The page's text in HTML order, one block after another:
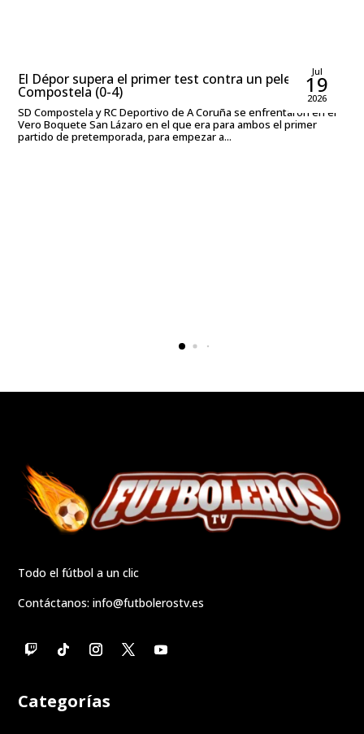
Rubén García Rodríguez Jul
19
2026
El Dépor supera el primer test contra un peleón
Compostela (0-4)
SD Compostela y RC Deportivo de A Coruña se enfrentaron en el
Vero Boquete San Lázaro en el que era para ambos el primer
partido de pretemporada, para empezar a...
Todo el fútbol a un clic
Contáctanos:info@futbolerostv.es
Categorías